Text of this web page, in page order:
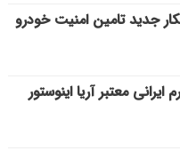
جدید تامین امنیت خودرو
معتبر آریا اینوستور